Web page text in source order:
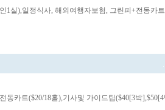
1실),일정식사, 해외여행자보험, 그린피+전동카
동카트($20/18홀),기사및 가이드팁($40[3박